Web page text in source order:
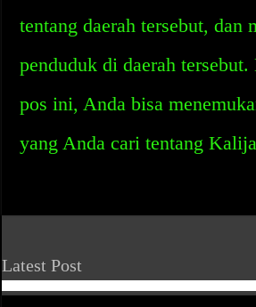
tentang daerah tersebut, dan
penduduk di daerah tersebut.
pos ini, Anda bisa
yang Anda cari tentang
Latest Post